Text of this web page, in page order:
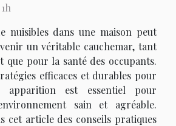
nuisibles dans une maison peut
un véritable cauchemar, tant
pour la santé des occupants.
efficaces et durables pour
apparition est essentiel pour
sain et agréable.
cet article des conseils pratiques